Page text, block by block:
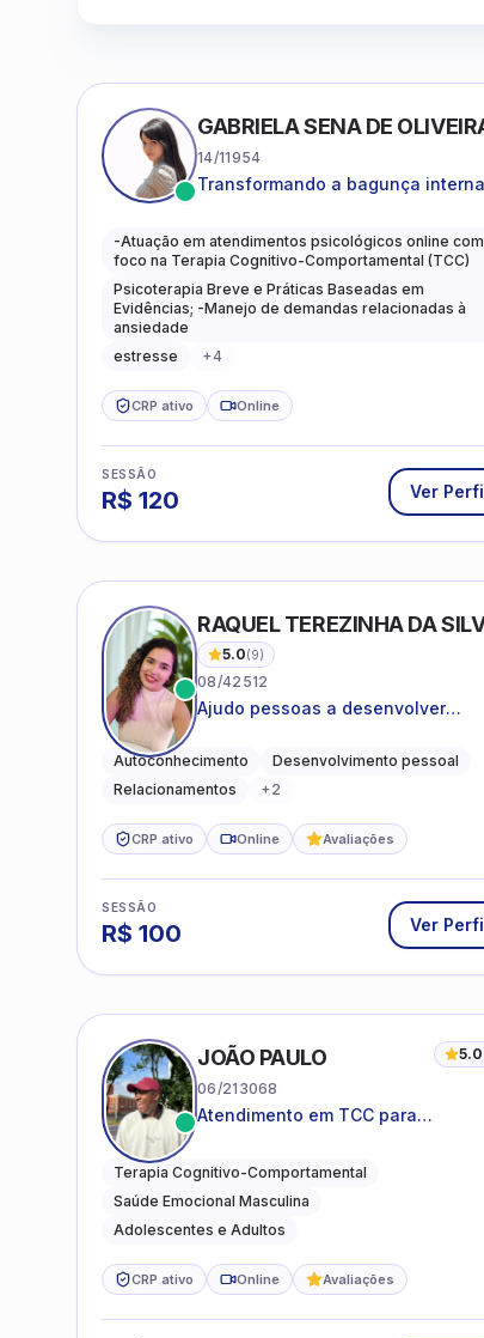
GABRIELA SENA DE
14/11954
Transformando a bagunça interna
leveza e caminhos mais gentis
se viver.
-Atuação em atendimentos psicológicos online com
foco na Terapia Cognitivo-Comportamental (TCC)
Psicoterapia Breve e Práticas Baseadas em
Evidências; -Manejo de demandas relacionadas à
ansiedade
estresse
+4
CRP ativo Online
SESSÃO
R$ 120 Ver
RAQUEL TEREZINHA DA
5.0(9)
08/42512
Ajudo pessoas a desenvolver
saudáveis
Autoconhecimento
Desenvolvimento pessoal
Relacionamentos
+2
CRP ativo Online Avaliações
SESSÃO
R$ 100 Ver
JOÃO PAULO 5.0
06/213068
Atendimento em TCC para
desenvolvimento de autonomia
emocional
Terapia Cognitivo-Comportamental
Saúde Emocional Masculina
Adolescentes e Adultos
CRP ativo Online Avaliações